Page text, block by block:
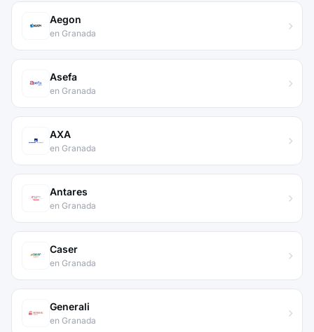
Aegon
en Granada
Asefa
en Granada
AXA
en Granada
Antares
en Granada
Caser
en Granada
Generali
en Granada